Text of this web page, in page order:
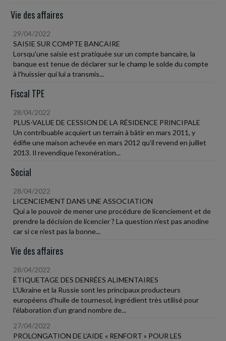
Vie des affaires
29/04/2022
SAISIE SUR COMPTE BANCAIRE
Lorsqu'une saisie est pratiquée sur un compte bancaire, la
banque est tenue de déclarer sur le champ le solde du compte
à l'huissier qui lui a transmis...
Fiscal TPE
28/04/2022
PLUS-VALUE DE CESSION DE LA RÉSIDENCE PRINCIPALE
Un contribuable acquiert un terrain à bâtir en mars 2011, y
édifie une maison achevée en mars 2012 qu'il revend en juillet
2013. Il revendique l'exonération...
Social
28/04/2022
LICENCIEMENT DANS UNE ASSOCIATION
Qui a le pouvoir de mener une procédure de licenciement et de
prendre la décision de licencier ? La question n'est pas anodine
car si ce n'est pas la bonne...
Vie des affaires
28/04/2022
ÉTIQUETAGE DES DENRÉES ALIMENTAIRES
L'Ukraine et la Russie sont les principaux producteurs
européens d'huile de tournesol, ingrédient très utilisé pour
l'élaboration d'un grand nombre de...
27/04/2022
PROLONGATION DE L'AIDE « RENFORT » POUR LES